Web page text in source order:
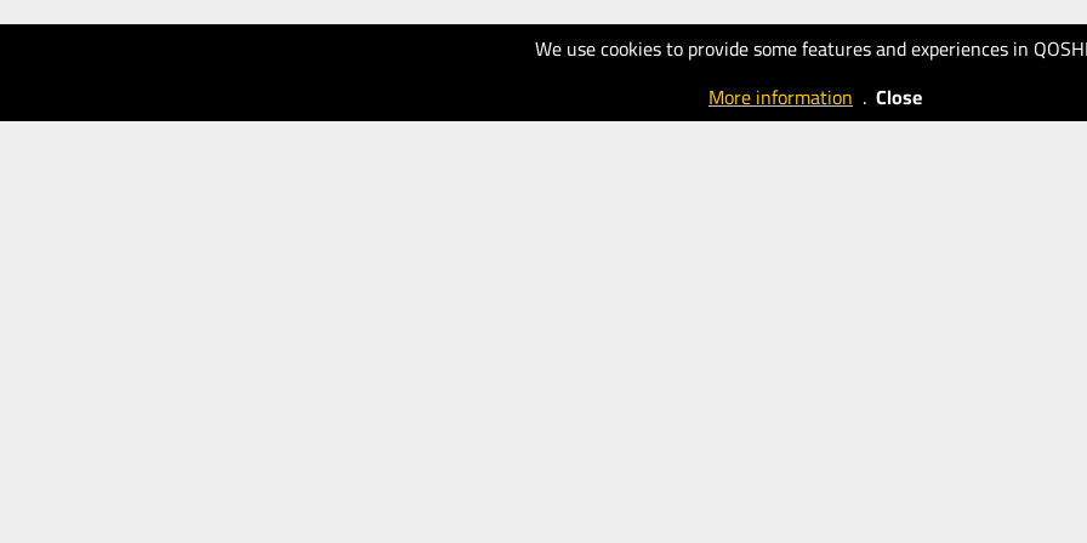
We use cookies to provide some features and experiences in
More information . Close